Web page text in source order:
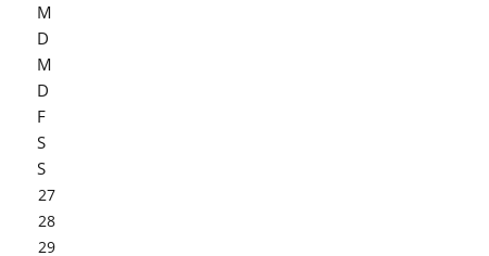
M
D
M
D
F
S
S
27
28
29